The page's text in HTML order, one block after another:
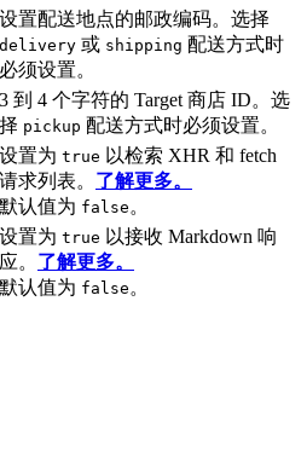
设置配送地点的邮政编码。选择
delivery 或 shipping 配送方式时
必须设置。
3 到 4 个字符的 Target 商店 ID。选
择 pickup 配送方式时必须设置。
设置为 true 以检索 XHR 和 fetch
请求列表。 了解更多。
默认值为 false 。
设置为 true 以接收 Markdown 响
应。 了解更多。
默认值为 false 。